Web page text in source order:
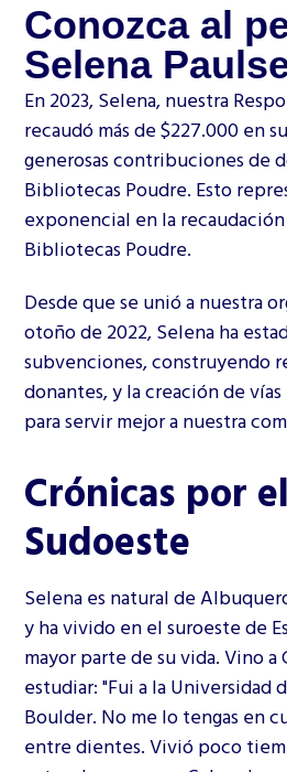
Conozca al
Selena
En 2023, Selena, nuestra
recaudó más de $227.000 en
generosas contribuciones de
Bibliotecas Poudre. Esto
exponencial en la
Bibliotecas Poudre.
Desde que se unió a nuestra
otoño de 2022, Selena ha
subvenciones, construyendo
donantes, y la creación de
para servir mejor a nuestra
Crónicas por el
Sudoeste
Selena es natural de
y ha vivido en el suroeste de
mayor parte de su vida. Vino a
estudiar: "Fui a la Universidad
Boulder. No me lo tengas en
entre dientes. Vivió poco